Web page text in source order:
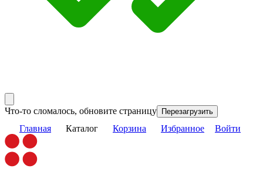
Что-то сломалось, обновите страницу Перезагрузить
Главная Каталог Корзина Избранное Войти